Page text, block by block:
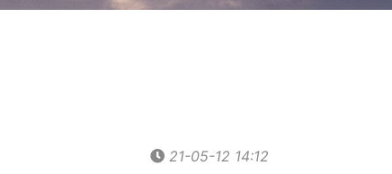
21-05-12 14:12